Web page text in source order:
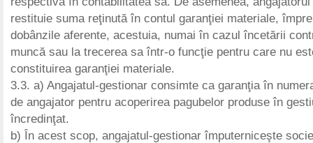
restituie suma reţinută în contul garanţiei materiale,
dobânzile aferente, acestuia, numai în cazul încetării
muncă sau la trecerea sa într-o funcţie pentru care nu
constituirea garanţiei materiale.
3.3. a) Angajatul-gestionar consimte ca garanţia în
de angajator pentru acoperirea pagubelor produse în
încredinţat.
b) În acest scop, angajatul-gestionar împuterniceşte